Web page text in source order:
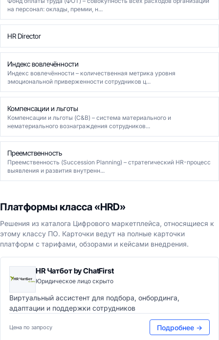
на персонал: оклады, премии, н...
HR Director
Индекс вовлечённости
Индекс вовлечённости – количественная метрика уровня
эмоциональной приверженности сотрудников ц...
Компенсации и льготы
Компенсации и льготы (C&B) – система материального и
нематериального вознаграждения сотрудников...
Преемственность
Преемственность (Succession Planning) – стратегический HR-процесс
выявления и развития внутренн...
Платформы класса «HRD»
Решения из каталога Цифрового маркетплейса, относящиеся к
этому классу ПО. Карточки ведут на полные карточки
платформ с тарифами, обзорами и кейсами внедрения.
HR Чатбот by ChatFirst
Юридическое лицо скрыто
Виртуальный ассистент для подбора, онбординга,
адаптации и поддержки сотрудников
Цена по запросу Подробнее →